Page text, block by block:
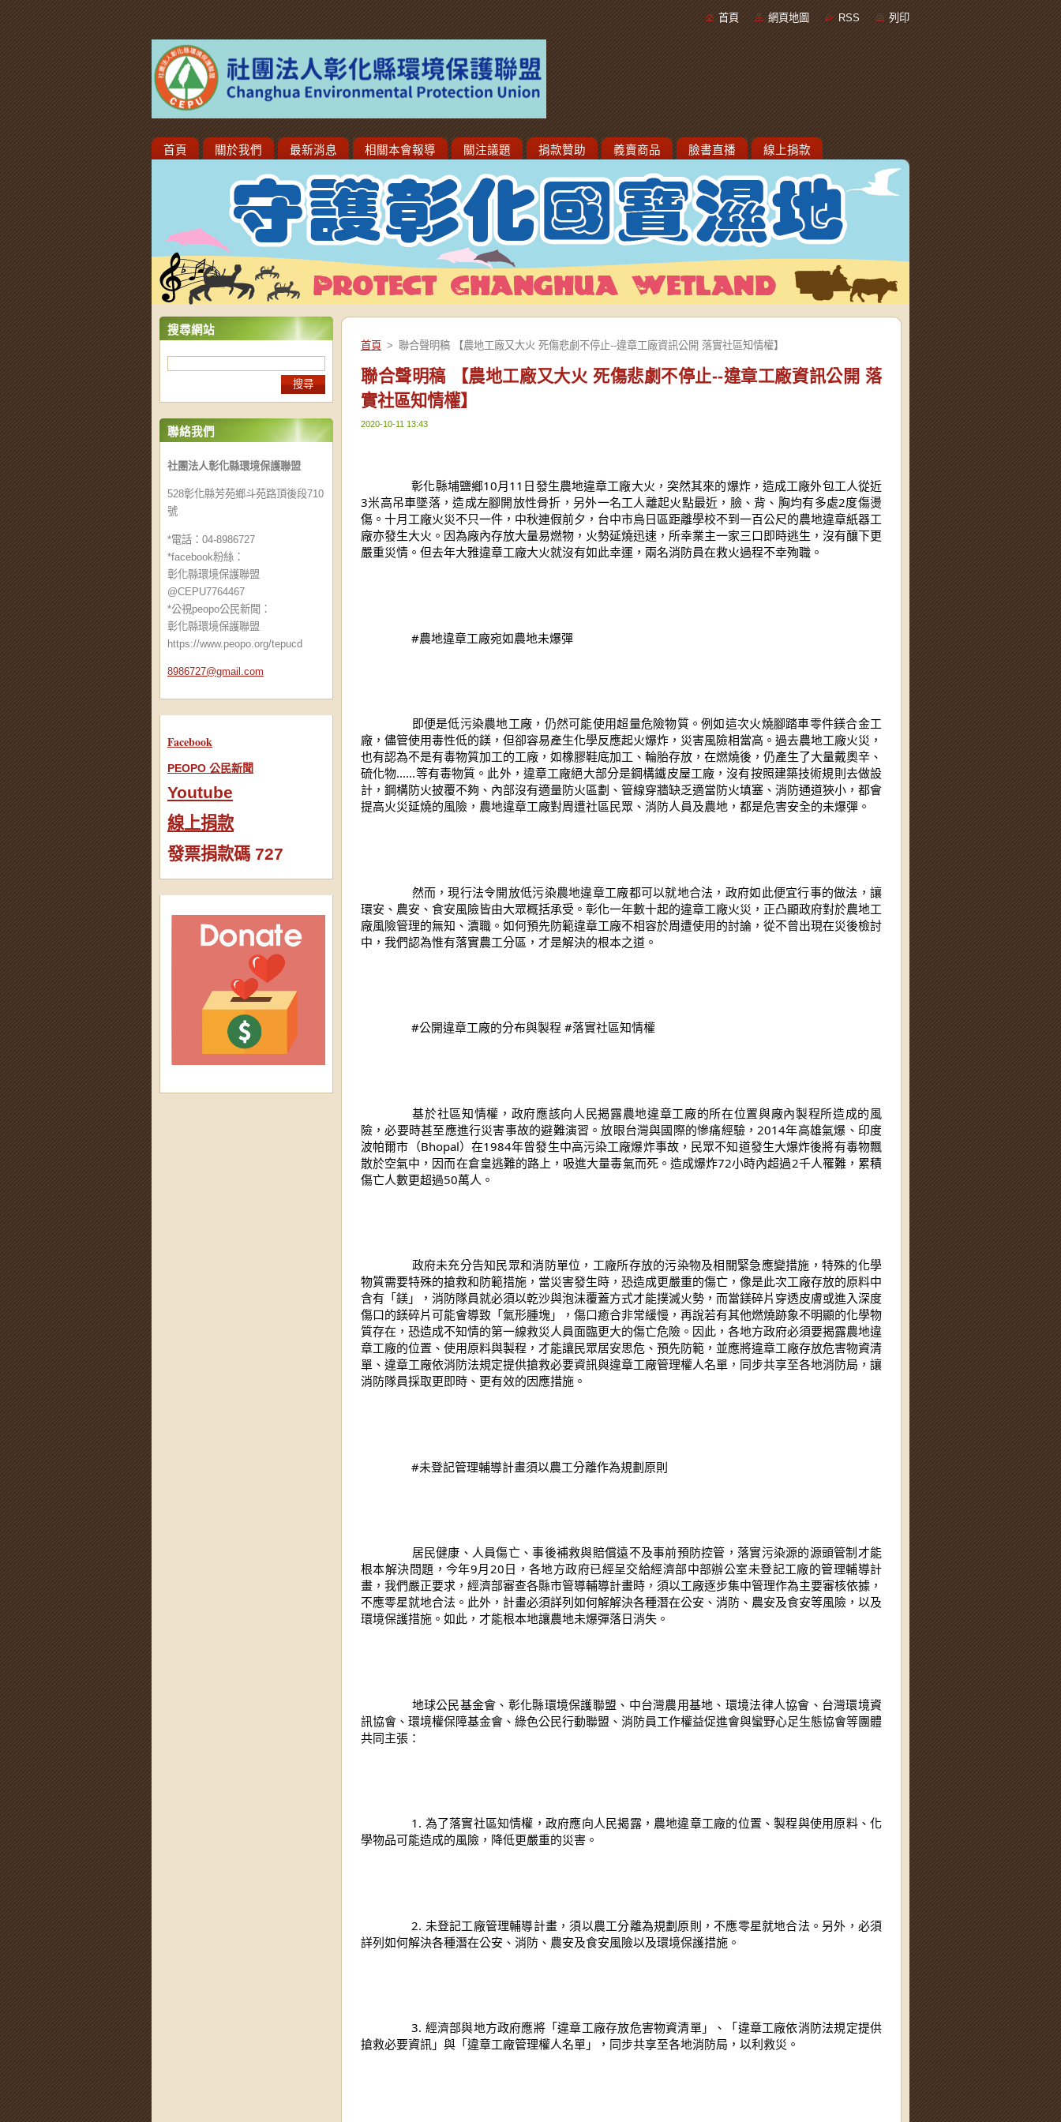
首頁 網頁地圖 RSS 列印
首頁 關於我們 最新消息 相關本會報導 關注議題 捐款贊助 義賣商品 臉書直播 線上捐款
搜尋網站
聯絡我們
社團法人彰化縣環境保護聯盟
528彰化縣芳苑鄉斗苑路頂後段710
號
*電話：04-8986727
*facebook粉絲：
彰化縣環境保護聯盟
@CEPU7764467
*公視peopo公民新聞：
彰化縣環境保護聯盟
https://www.peopo.org/tepucd
8986727@gmail.com
Facebook
PEOPO 公民新聞
Youtube
線上捐款
發票捐款碼 727
首頁 > 聯合聲明稿 【農地工廠又大火 死傷悲劇不停止--違章工廠資訊公開 落實社區知情權】
聯合聲明稿 【農地工廠又大火 死傷悲劇不停止--違章工廠資訊公開 落
實社區知情權】
2020-10-11 13:43
		彰化縣埔鹽鄉10月11日發生農地違章工廠大火，突然其來的爆炸，造成工廠外包工人從近
3米高吊車墜落，造成左腳開放性骨折，另外一名工人離起火點最近，臉、背、胸均有多處2度傷燙
傷。十月工廠火災不只一件，中秋連假前夕，台中市烏日區距離學校不到一百公尺的農地違章紙器工
廠亦發生大火。因為廠內存放大量易燃物，火勢延燒迅速，所幸業主一家三口即時逃生，沒有釀下更
嚴重災情。但去年大雅違章工廠大火就沒有如此幸運，兩名消防員在救火過程不幸殉職。
#農地違章工廠宛如農地未爆彈
廠，儘管使用毒性低的鎂，但卻容易產生化學反應起火爆炸，災害風險相當高。過去農地工廠火災，
也有認為不是有毒物質加工的工廠，如橡膠鞋底加工、輪胎存放，在燃燒後，仍產生了大量戴奧辛、
硫化物......等有毒物質。此外，違章工廠絕大部分是鋼構鐵皮屋工廠，沒有按照建築技術規則去做設
計，鋼構防火披覆不夠、內部沒有適量防火區劃、管線穿牆缺乏適當防火填塞、消防通道狹小，都會
提高火災延燒的風險，農地違章工廠對周遭社區民眾、消防人員及農地，都是危害安全的未爆彈。
環安、農安、食安風險皆由大眾概括承受。彰化一年數十起的違章工廠火災，正凸顯政府對於農地工
廠風險管理的無知、瀆職。如何預先防範違章工廠不相容於周遭使用的討論，從不曾出現在災後檢討
中，我們認為惟有落實農工分區，才是解決的根本之道。
#公開違章工廠的分布與製程 #落實社區知情權
		基於社區知情權，政府應該向人民揭露農地違章工廠的所在位置與廠內製程所造成的風
險，必要時甚至應進行災害事故的避難演習。放眼台灣與國際的慘痛經驗，2014年高雄氣爆、印度
波帕爾市（Bhopal）在1984年曾發生中高污染工廠爆炸事故，民眾不知道發生大爆炸後將有毒物飄
散於空氣中，因而在倉皇逃難的路上，吸進大量毒氣而死。造成爆炸72小時內超過2千人罹難，累積
傷亡人數更超過50萬人。
物質需要特殊的搶救和防範措施，當災害發生時，恐造成更嚴重的傷亡，像是此次工廠存放的原料中
含有「鎂」，消防隊員就必須以乾沙與泡沫覆蓋方式才能撲滅火勢，而當鎂碎片穿透皮膚或進入深度
傷口的鎂碎片可能會導致「氣形腫塊」，傷口癒合非常緩慢，再說若有其他燃燒跡象不明顯的化學物
質存在，恐造成不知情的第一線救災人員面臨更大的傷亡危險。因此，各地方政府必須要揭露農地違
章工廠的位置、使用原料與製程，才能讓民眾居安思危、預先防範，並應將違章工廠存放危害物資清
單、違章工廠依消防法規定提供搶救必要資訊與違章工廠管理權人名單，同步共享至各地消防局，讓
消防隊員採取更即時、更有效的因應措施。
#未登記管理輔導計畫須以農工分離作為規劃原則
根本解決問題，今年9月20日，各地方政府已經呈交給經濟部中部辦公室未登記工廠的管理輔導計
畫，我們嚴正要求，經濟部審查各縣市管導輔導計畫時，須以工廠逐步集中管理作為主要審核依據，
不應零星就地合法。此外，計畫必須詳列如何解解決各種潛在公安、消防、農安及食安等風險，以及
環境保護措施。如此，才能根本地讓農地未爆彈落日消失。
訊協會、環境權保障基金會、綠色公民行動聯盟、消防員工作權益促進會與蠻野心足生態協會等團體
共同主張：
學物品可能造成的風險，降低更嚴重的災害。
詳列如何解決各種潛在公安、消防、農安及食安風險以及環境保護措施。
		3. 經濟部與地方政府應將「違章工廠存放危害物資清單」、「違章工廠依消防法規定提供
搶救必要資訊」與「違章工廠管理權人名單」，同步共享至各地消防局，以利救災。